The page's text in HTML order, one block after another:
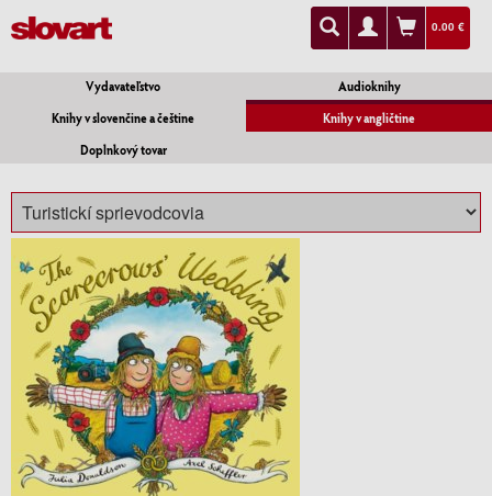
0.00 €
Vydavateľstvo
Audioknihy
Knihy v slovenčine a češtine
Knihy v angličtine
Doplnkový tovar